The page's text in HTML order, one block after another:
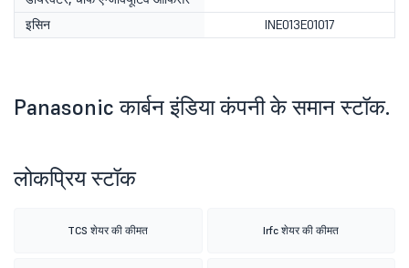
इसिन
INE013E01017
Panasonic कार्बन इंडिया कंपनी के समान स्टॉक.
लोकप्रिय स्टॉक
TCS शेयर की कीमत Irfc शेयर की कीमत